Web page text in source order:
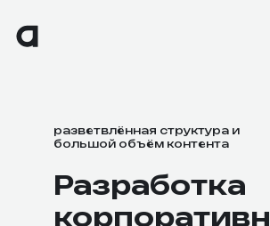
разветвлённая структура и
большой объём контента
Разработка
корпоративн